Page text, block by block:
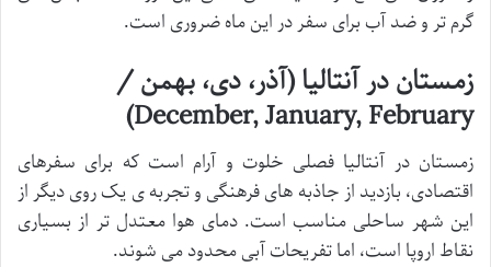
گرم تر و ضد آب برای سفر در این ماه ضروری است.
زمستان در آنتالیا (آذر، دی، بهمن /
December, January, February)
زمستان در آنتالیا فصلی خلوت و آرام است که برای سفرهای
اقتصادی، بازدید از جاذبه های فرهنگی و تجربه ی یک روی دیگر از
این شهر ساحلی مناسب است. دمای هوا معتدل تر از بسیاری
نقاط اروپا است، اما تفریحات آبی محدود می شوند.